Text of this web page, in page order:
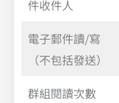
件收件人
電子郵件讀/寫
（不包括發送）
群組閱讀次數